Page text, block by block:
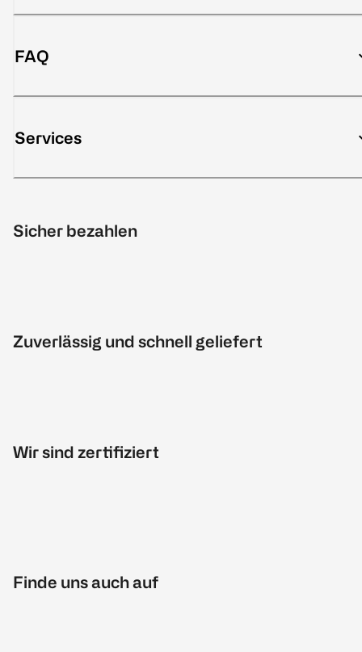
FAQ
Services
Sicher bezahlen
Zuverlässig und schnell geliefert
Wir sind zertifiziert
Finde uns auch auf